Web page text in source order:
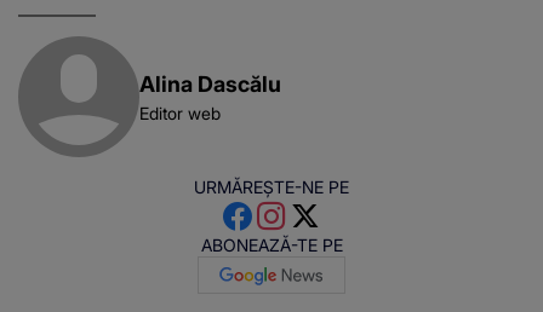
Alina Dascălu
Editor web
URMĂREȘTE-NE PE
ABONEAZĂ-TE PE